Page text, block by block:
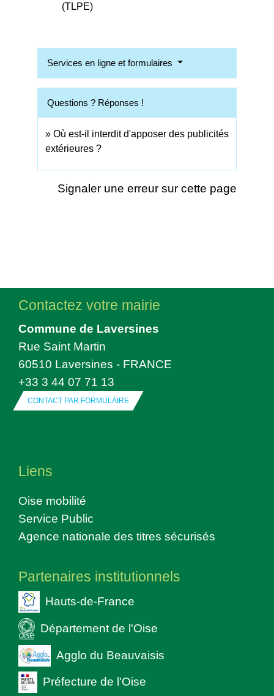
(TLPE)
Services en ligne et formulaires
Questions ? Réponses !
Où est-il interdit d'apposer des publicités
extérieures ?
Signaler une erreur sur cette page
Contactez votre mairie
Commune de Laversines
Rue Saint Martin
60510 Laversines - FRANCE
+33 3 44 07 71 13
CONTACT PAR FORMULAIRE
Liens
Oise mobilité
Service Public
Agence nationale des titres sécurisés
Partenaires institutionnels
Hauts-de-France
Département de l'Oise
Agglo du Beauvaisis
Préfecture de l'Oise